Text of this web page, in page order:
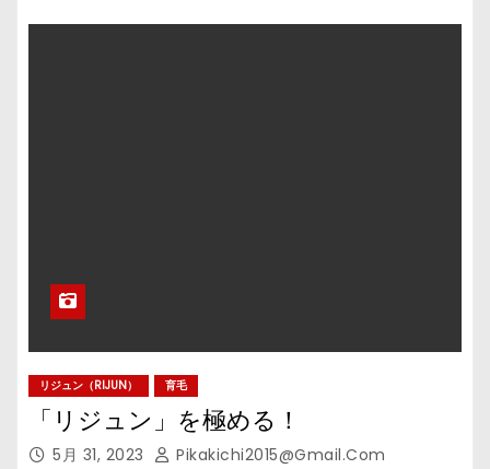
リジュン（RIJUN） 育毛
「リジュン」を極める！
5月 31, 2023 Pikakichi2015@gmail.com